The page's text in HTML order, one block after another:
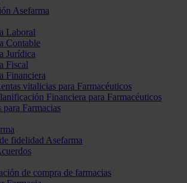
Asefarma
Laboral
Contable
Jurídica
Fiscal
Financiera
vitalicias para Farmacéuticos
Financiera para Farmacéuticos
para Farmacias
fidelidad Asefarma
de compra de farmacias